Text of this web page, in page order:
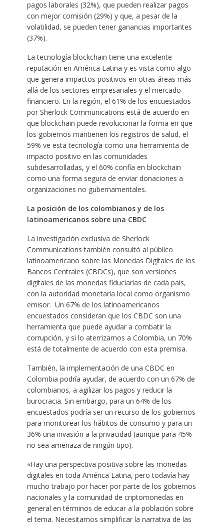
pagos laborales (32%), que pueden realizar pagos
con mejor comisión (29%) y que, a pesar de la
volatilidad, se pueden tener ganancias importantes
(37%).
La tecnología blockchain tiene una excelente
reputación en América Latina y es vista como algo
que genera impactos positivos en otras áreas más
allá de los sectores empresariales y el mercado
financiero. En la región, el 61% de los encuestados
por Sherlock Communications está de acuerdo en
que blockchain puede revolucionar la forma en que
los gobiernos mantienen los registros de salud, el
59% ve esta tecnología como una herramienta de
impacto positivo en las comunidades
subdesarrolladas, y el 60% confía en blockchain
como una forma segura de enviar donaciones a
organizaciones no gubernamentales.
La posición de los colombianos y de los
latinoamericanos sobre una CBDC
La investigación exclusiva de Sherlock
Communications también consultó al público
latinoamericano sobre las Monedas Digitales de los
Bancos Centrales (CBDCs), que son versiones
digitales de las monedas fiduciarias de cada país,
con la autoridad monetaria local como organismo
emisor. Un 67% de los latinoamericanos
encuestados consideran que los CBDC son una
herramienta que puede ayudar a combatir la
corrupción, y si lo aterrizamos a Colombia, un 70%
está de totalmente de acuerdo con esta premisa.
También, la implementación de una CBDC en
Colombia podría ayudar, de acuerdo con un 67% de
colombianos, a agilizar los pagos y reducir la
burocracia. Sin embargo, para un 64% de los
encuestados podría ser un recurso de los gobiernos
para monitorear los hábitos de consumo y para un
36% una invasión a la privacidad (aunque para 45%
no sea amenaza de ningún tipo).
«Hay una perspectiva positiva sobre las monedas
digitales en toda América Latina, pero todavía hay
mucho trabajo por hacer por parte de los gobiernos
nacionales y la comunidad de criptomonedas en
general en términos de educar a la población sobre
el tema. Necesitamos simplificar la narrativa de las